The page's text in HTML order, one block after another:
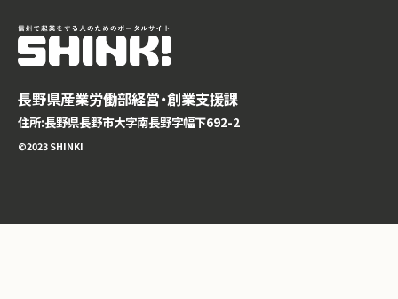
長野県産業労働部経営・創業支援課
住所:長野県長野市大字南長野字幅下692-2
©️2023 SHINKI